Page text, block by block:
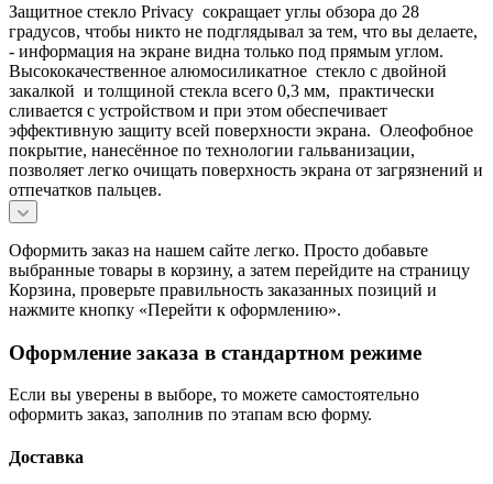
Защитное стекло Privacy сокращает углы обзора до 28
градусов, чтобы никто не подглядывал за тем, что вы делаете,
- информация на экране видна только под прямым углом.
Высококачественное алюмосиликатное стекло с двойной
закалкой и толщиной стекла всего 0,3 мм, практически
сливается с устройством и при этом обеспечивает
эффективную защиту всей поверхности экрана. Олеофобное
покрытие, нанесённое по технологии гальванизации,
позволяет легко очищать поверхность экрана от загрязнений и
отпечатков пальцев.
Оформить заказ на нашем сайте легко. Просто добавьте
выбранные товары в корзину, а затем перейдите на страницу
Корзина, проверьте правильность заказанных позиций и
нажмите кнопку «Перейти к оформлению».
Оформление заказа в стандартном режиме
Если вы уверены в выборе, то можете самостоятельно
оформить заказ, заполнив по этапам всю форму.
Доставка